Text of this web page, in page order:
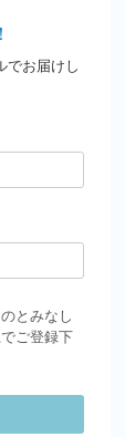
でお届けし
とみなし
ご登録下